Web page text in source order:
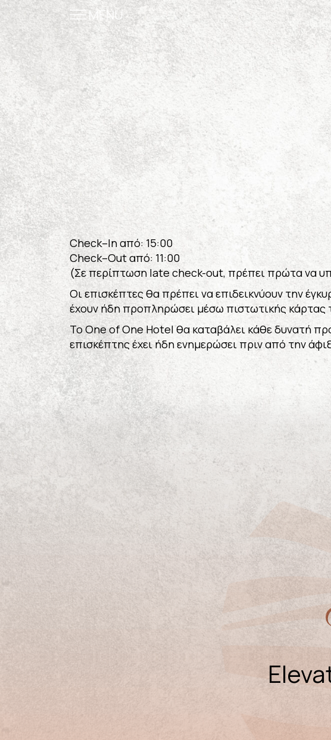
Welcome
The Suites
Facilities
One Of One
Gallery
Destination
Experiences
Contact
Book Now
Check–In από: 15:00
Check–Out από: 11:00
(Σε περίπτωση late check-out, πρέπει πρώτα να
Οι επισκέπτες θα πρέπει να επιδεικνύουν την
έχουν ήδη προπληρώσει μέσω πιστωτικής κάρτας
Το One of One Hotel θα καταβάλει κάθε δυνατή
επισκέπτης έχει ήδη ενημερώσει πριν από την